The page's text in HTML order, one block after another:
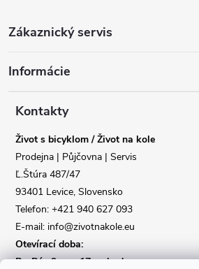
p
Zákaznický servis
Informácie
Kontakty
Život s bicyklom / Život na kole
Prodejna | Půjčovna | Servis
Ľ.Štúra 487/47
93401 Levice, Slovensko
Telefon: +421 940 627 093
E-mail: info@zivotnakole.eu
Otevírací doba:
Po-Pá : 9,oo - 17,oo hod